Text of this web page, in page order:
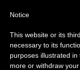
Aviso
Del 27 de julio
anual,
Notice
This website or its
necessary to its
purposes illustrated
more or withdraw